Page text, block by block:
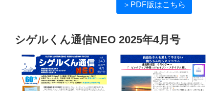
＞PDF版はこちら
シゲルくん通信NEO 2025年4月号